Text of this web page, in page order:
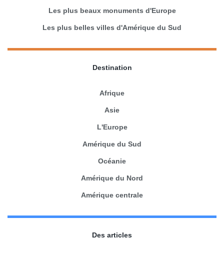
Les plus beaux monuments d'Europe
Les plus belles villes d'Amérique du Sud
Destination
Afrique
Asie
L'Europe
Amérique du Sud
Océanie
Amérique du Nord
Amérique centrale
Des articles